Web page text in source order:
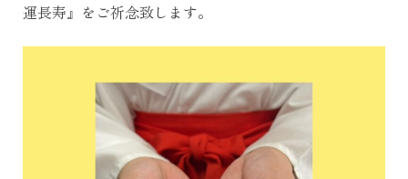
運長寿』をご祈念致します。